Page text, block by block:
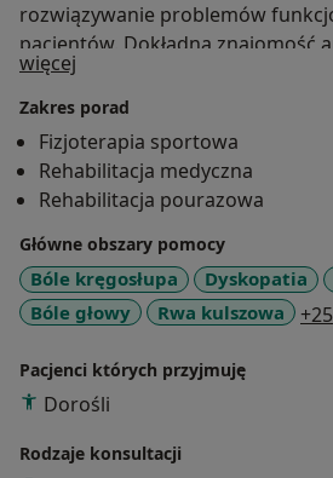
rozwiązywanie problemów
pacjentów. Dokładna znajomość
biomechaniki w połączeniu z
leczniczymi pozwalają osiągać
cele w pracy z pacjentami
pacjentami przeciążeniowymi,
neurologicznymi, którzy często
długiego czasu ze swoimi
możliwości skutecznej pomocy
stała się moją pasją. Regularnie
sporty drużynowe i indywidualne,
lepiej zrozumieć potrzeby i
się sportowcy.
więcej
Zakres porad
Fizjoterapia sportowa
Rehabilitacja medyczna
Rehabilitacja pourazowa
Główne obszary pomocy
Bóle kręgosłupa Dyskopatia
Bóle głowy
Rwa kulszowa +25
Pacjenci których przyjmuję
Dorośli
Rodzaje konsultacji